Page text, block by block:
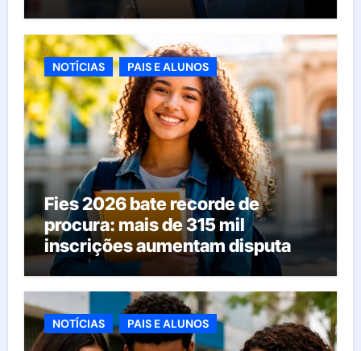
NOTÍCIAS PAIS E ALUNOS
Fies 2026 bate recorde de
procura: mais de 315 mil
inscrições aumentam disputa
pelas vagas; veja o que acontece
agora
NOTÍCIAS PAIS E ALUNOS